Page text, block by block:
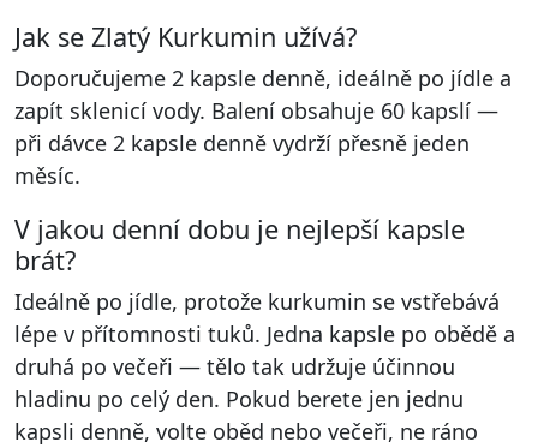
Jak se Zlatý Kurkumin užívá?
Doporučujeme 2 kapsle denně, ideálně po jídle a
zapít sklenicí vody. Balení obsahuje 60 kapslí —
při dávce 2 kapsle denně vydrží přesně jeden
měsíc.
V jakou denní dobu je nejlepší kapsle
brát?
Ideálně po jídle, protože kurkumin se vstřebává
lépe v přítomnosti tuků. Jedna kapsle po obědě a
druhá po večeři — tělo tak udržuje účinnou
hladinu po celý den. Pokud berete jen jednu
kapsli denně, volte oběd nebo večeři, ne ráno